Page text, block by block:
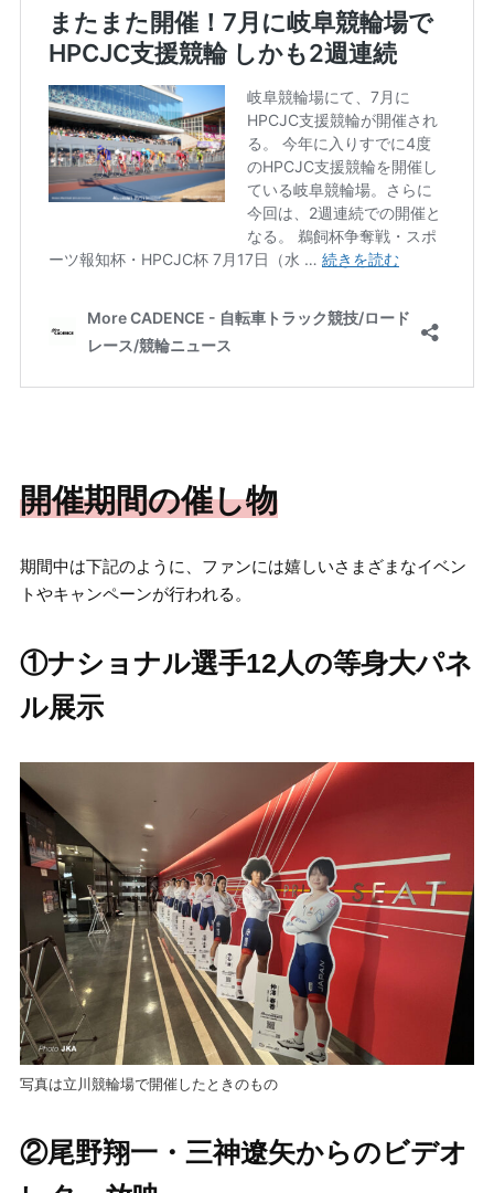
開催期間の催し物
期間中は下記のように、ファンには嬉しいさまざまなイベン
トやキャンペーンが行われる。
①ナショナル選手12人の等身大パネ
ル展示
写真は立川競輪場で開催したときのもの
②尾野翔一・三神遼矢からのビデオ